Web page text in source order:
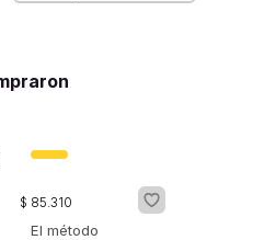
$ 85.310
El método